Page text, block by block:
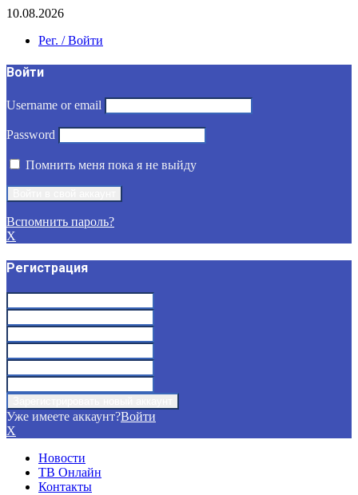
10.08.2026
Рег. / Войти
Войти
Username or email
Password
Помнить меня пока я не выйду
Вспомнить пароль?
X
Регистрация
Уже имеете аккаунт?Войти
X
Новости
ТВ Онлайн
Контакты